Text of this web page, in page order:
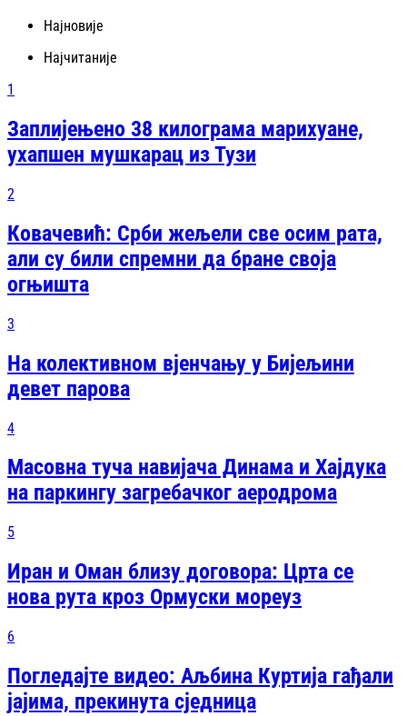
Најновије
Најчитаније
1
Заплијењено 38 килограма марихуане,
ухапшен мушкарац из Тузи
2
Ковачевић: Срби жељели све осим рата,
али су били спремни да бране своја
огњишта
3
На колективном вјенчању у Бијељини
девет парова
4
Масовна туча навијача Динама и Хајдука
на паркингу загребачког аеродрома
5
Иран и Оман близу договора: Црта се
нова рута кроз Ормуски мореуз
6
Погледајте видео: Аљбина Куртија гађали
јајима, прекинута сједница